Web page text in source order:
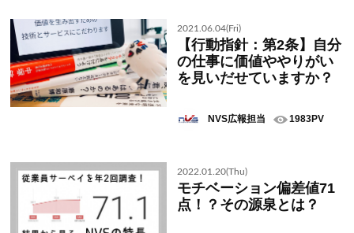
2021.06.04(Fri)
【行動指針：第2条】自分
の仕事に価値ややりがい
を見いだせていますか？
NVS広報担当 1983PV
2022.01.20(Thu)
モチベーション偏差値71
点！？その源泉とは？